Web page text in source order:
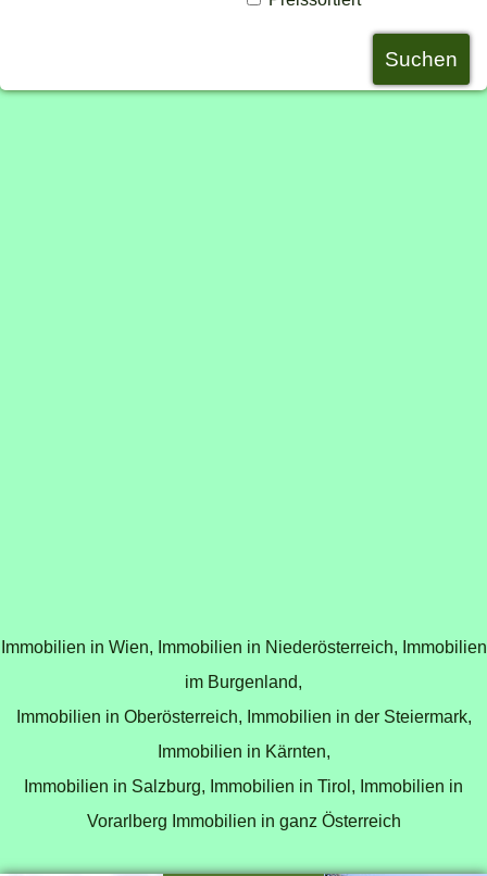
Immobilien in Wien, Immobilien in Niederösterreich, Immobilien
im Burgenland,
Immobilien in Oberösterreich, Immobilien in der Steiermark,
Immobilien in Kärnten,
Immobilien in Salzburg, Immobilien in Tirol, Immobilien in
Vorarlberg Immobilien in ganz Österreich